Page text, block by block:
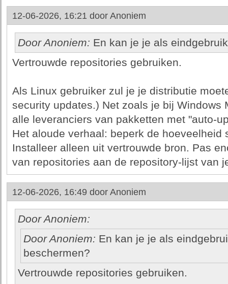
12-06-2026, 16:21 door Anoniem
Door Anoniem: En kan je je als
Vertrouwde repositories gebruiken.
Als Linux gebruiker zul je je distributie
security updates.) Net zoals je bij Windows
alle leveranciers van pakketten met "auto-
Het aloude verhaal: beperk de hoeveelheid
Installeer alleen uit vertrouwde bron. Pas
van repositories aan de repository-lijst van
12-06-2026, 16:49 door Anoniem
Door Anoniem:
Door Anoniem: En kan je je als
beschermen?
Vertrouwde repositories gebruiken.